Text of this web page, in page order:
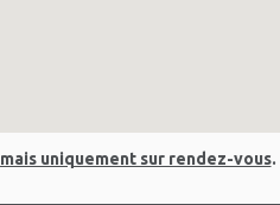
mais uniquement sur rendez-vous.